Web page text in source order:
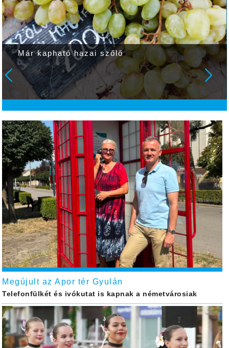
Már kapható hazai szőlő
Megújult az Apor tér Gyulán
Telefonfülkét és ivókutat is kapnak a németvárosiak